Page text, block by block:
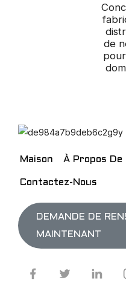
de
Maison À Propos De
Contactez-Nous
DEMANDE DE
MAINTENANT